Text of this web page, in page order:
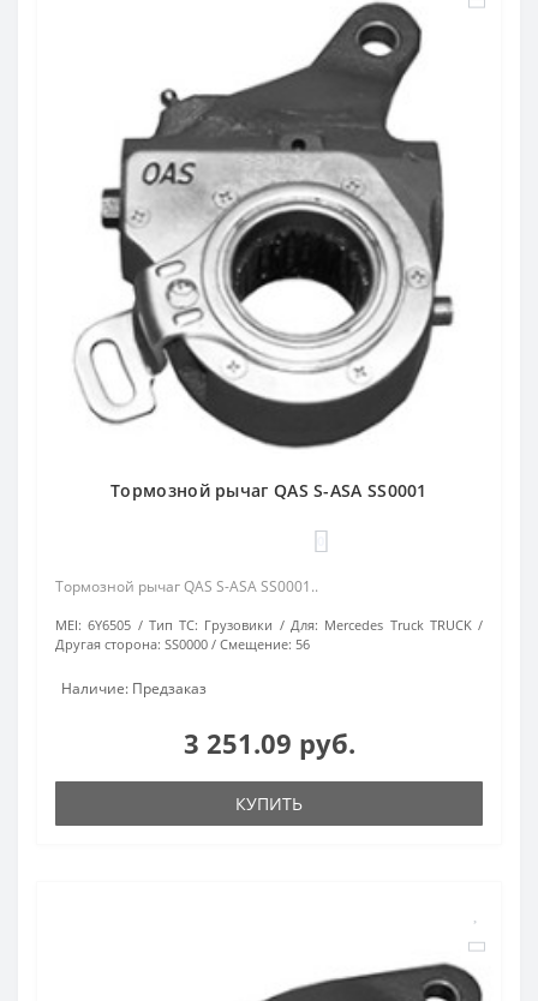
Тормозной рычаг QAS S-ASA SS0001
Тормозной рычаг QAS S-ASA SS0001..
MEI: 6Y6505 Тип ТС: Грузовики Для: Mercedes Truck TRUCK
Другая сторона: SS0000 Смещение: 56
Наличие: Предзаказ
3 251.09 руб.
КУПИТЬ